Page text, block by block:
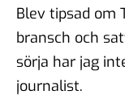
Blev tipsad om
bransch och
sörja har jag
journalist.